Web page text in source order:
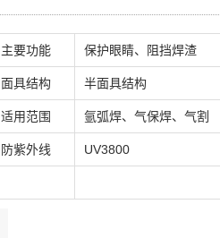
主要功能 保护眼睛、阻挡焊渣
面具结构 半面具结构
适用范围 氩弧焊、气保焊、气割
防紫外线 UV3800